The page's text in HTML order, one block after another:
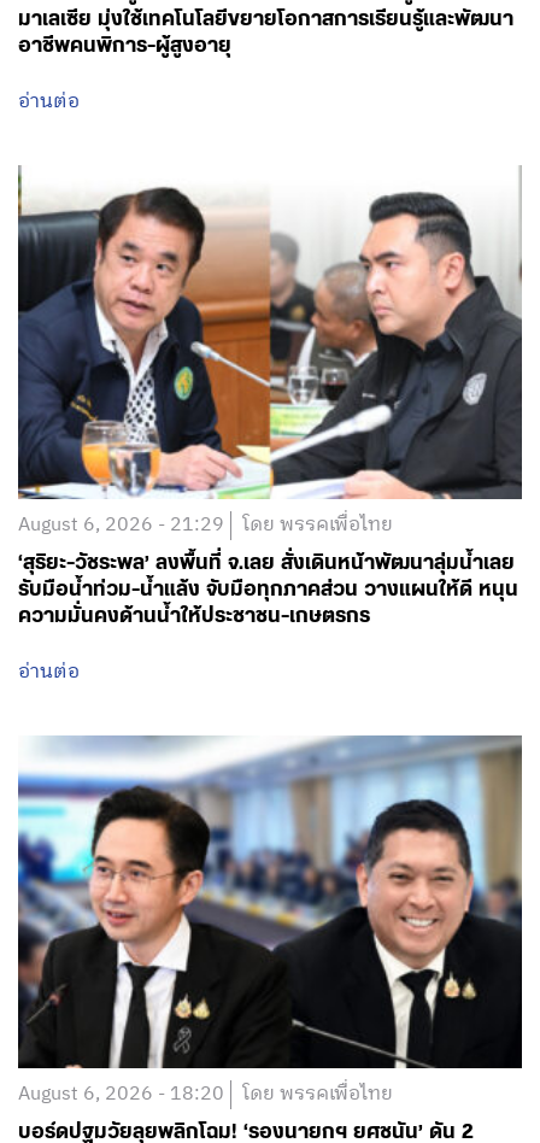
August 6, 2026 - 21:29 โดย พรรคเพื่อไทย
‘สุริยะ-วัชระพล’ ลงพื้นที่ จ.เลย สั่งเดินหน้าพัฒนาลุ่มน้ำเลย
รับมือน้ำท่วม-น้ำแล้ง จับมือทุกภาคส่วน วางแผนให้ดี หนุน
ความมั่นคงด้านน้ำให้ประชาชน-เกษตรกร
อ่านต่อ
August 6, 2026 - 18:20 โดย พรรคเพื่อไทย
บอร์ดปฐมวัยลุยพลิกโฉม! ‘รองนายกฯ ยศชนัน’ ดัน 2
นโยบายด่วน เชื่อม Big Data 13 หลักอุดช่องโหว่เด็ก
ตกหล่น พ่วงกฎเหล็กห้ามสอบแข่งขันเด็กเล็ก มุ่งเปลี่ยน
‘ท่องจำ’ เป็น ‘เรียนรู้ผ่านการเล่น’ คืนความสุข-ลดแรง
กดดัน หวังปูทางสร้างทุนมนุษย์ที่แข็งแกร่งของชาติ